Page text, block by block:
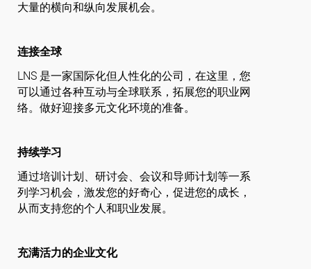
大量的横向和纵向发展机会。
travel_explore
连接全球
LNS 是一家国际化但人性化的公司，在这里，您
可以通过各种互动与全球联系，拓展您的职业网
络。做好迎接多元文化环境的准备。
local_library
持续学习
通过培训计划、研讨会、会议和导师计划等一系
列学习机会，激发您的好奇心，促进您的成长，
从而支持您的个人和职业发展。
diversity_1
充满活力的企业文化